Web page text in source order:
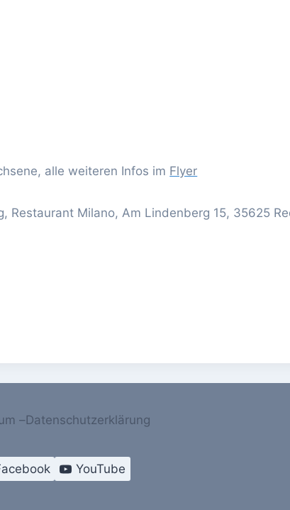
alle weiteren Infos im Flyer
Restaurant Milano, Am Lindenberg 15, 35625
–Datenschutzerklärung
YouTube